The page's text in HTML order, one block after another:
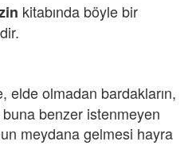
kitabında böyle bir
elde olmadan bardakların,
buna benzer istenmeyen
meydana gelmesi hayra